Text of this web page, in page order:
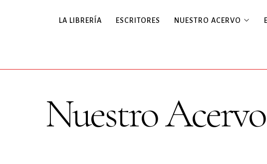
LA LIBRERÍA ESCRITORES NUESTRO ACERVO
Nuestro Acervo